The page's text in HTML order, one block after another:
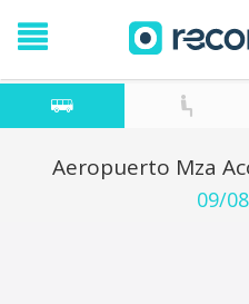
Aeropuerto Mza
09/